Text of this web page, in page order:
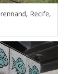
Recife,